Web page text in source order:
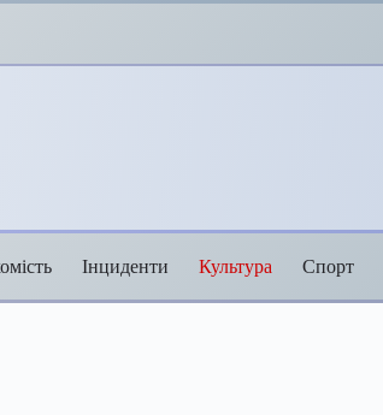
Інциденти Культура Спорт